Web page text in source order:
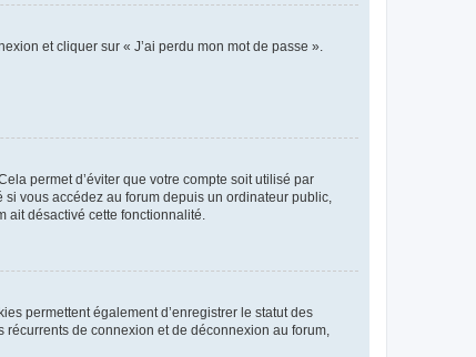
et cliquer sur « J’ai perdu mon mot de passe ».
permet d’éviter que votre compte soit utilisé par
vous accédez au forum depuis un ordinateur public,
ait désactivé cette fonctionnalité.
permettent également d’enregistrer le statut des
de connexion et de déconnexion au forum,